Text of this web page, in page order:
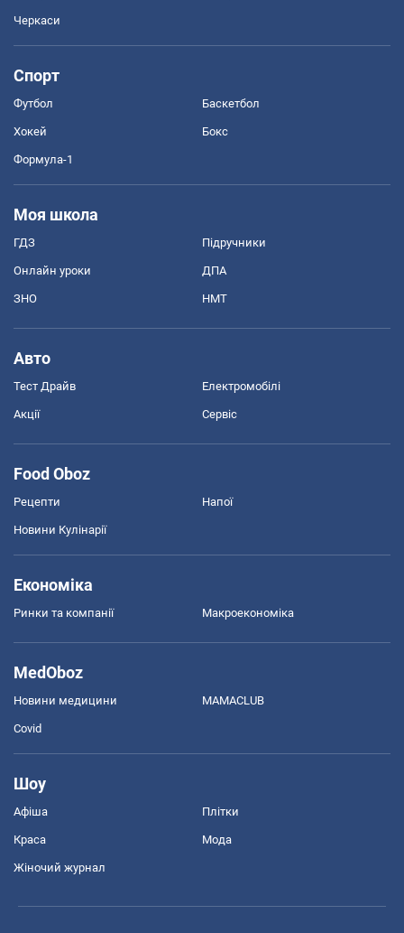
Черкаси
Спорт
Футбол Баскетбол
Хокей Бокс
Формула-1
Моя школа
ГДЗ Підручники
Онлайн уроки ДПА
ЗНО НМТ
Авто
Тест Драйв Електромобілі
Акції Сервіс
Food Oboz
Рецепти Напої
Новини Кулінарії
Економіка
Ринки та компанії Макроекономіка
MedOboz
Новини медицини MAMACLUB
Covid
Шоу
Афіша Плітки
Краса Мода
Жіночий журнал